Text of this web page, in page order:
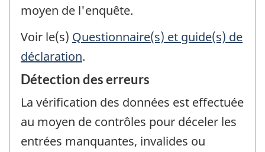
moyen de l'enquête.
Voir le(s) Questionnaire(s) et guide(s) de
déclaration.
Détection des erreurs
La vérification des données est effectuée
au moyen de contrôles pour déceler les
entrées manquantes, invalides ou